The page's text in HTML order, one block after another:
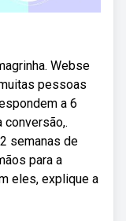
Webse
pessoas
a 6
semanas de
para a
eles, explique a